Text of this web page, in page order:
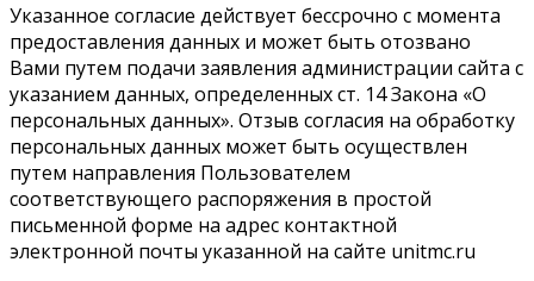
Указанное согласие действует бессрочно с момента
предоставления данных и может быть отозвано
Вами путем подачи заявления администрации сайта с
указанием данных, определенных ст. 14 Закона «О
персональных данных». Отзыв согласия на обработку
персональных данных может быть осуществлен
путем направления Пользователем
соответствующего распоряжения в простой
письменной форме на адрес контактной
электронной почты указанной на сайте unitmc.ru